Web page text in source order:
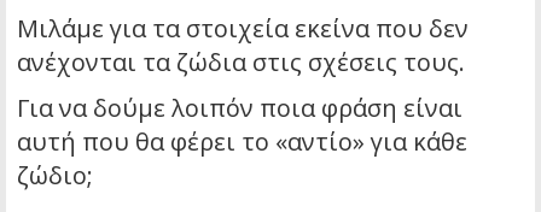
Μιλάμε για τα στοιχεία εκείνα που δεν
ανέχονται τα ζώδια στις σχέσεις τους.
Για να δούμε λοιπόν ποια φράση είναι
αυτή που θα φέρει το «αντίο» για κάθε
ζώδιο;